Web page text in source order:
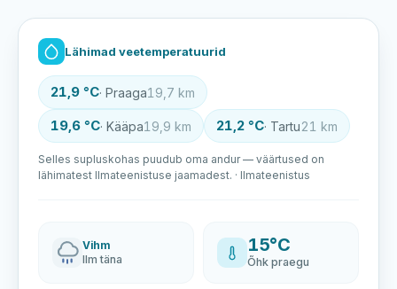
Lähimad veetemperatuurid
21,9 °C· Praaga19,7 km
19,6 °C· Kääpa19,9 km 21,2 °C· Tartu21 km
Selles supluskohas puudub oma andur — väärtused on
lähimatest Ilmateenistuse jaamadest. · Ilmateenistus
Vihm
Ilm täna
15°C
Õhk praegu